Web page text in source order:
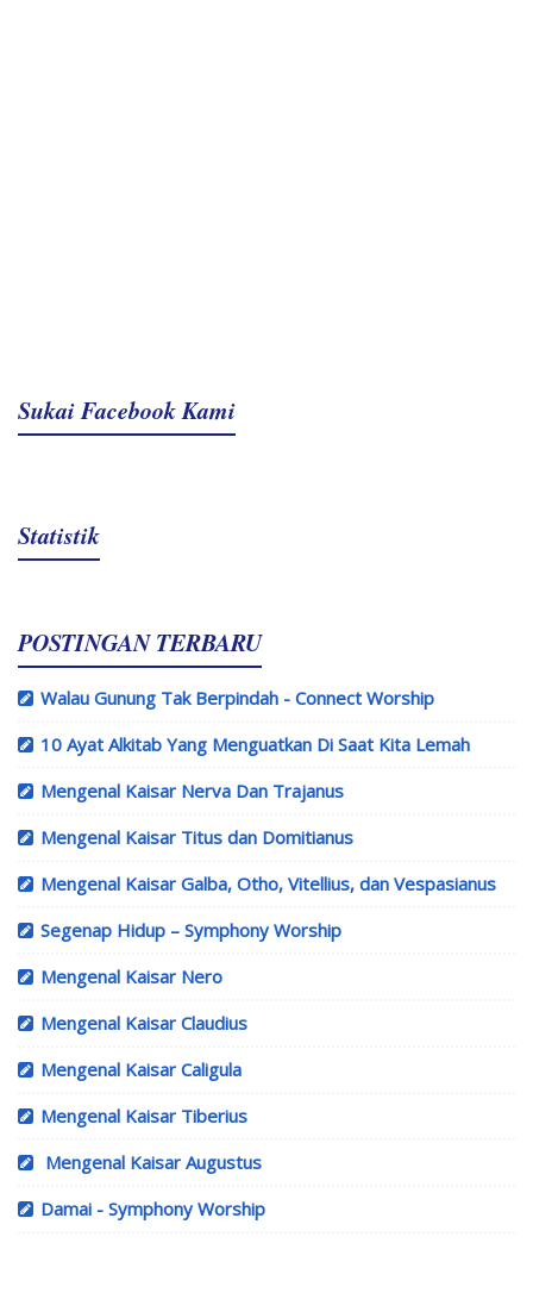
Sukai Facebook Kami
Statistik
POSTINGAN TERBARU
Walau Gunung Tak Berpindah - Connect Worship
10 Ayat Alkitab Yang Menguatkan Di Saat Kita Lemah
Mengenal Kaisar Nerva Dan Trajanus
Mengenal Kaisar Titus dan Domitianus
Mengenal Kaisar Galba, Otho, Vitellius, dan Vespasianus
Segenap Hidup – Symphony Worship
Mengenal Kaisar Nero
Mengenal Kaisar Claudius
Mengenal Kaisar Caligula
Mengenal Kaisar Tiberius
Mengenal Kaisar Augustus
Damai - Symphony Worship